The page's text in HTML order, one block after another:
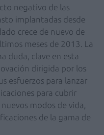
negativo de las
implantadas desde
crece de nuevo de
meses de 2013. La
duda, clave en esta
dirigida por los
esfuerzos para lanzar
para cubrir
modos de vida,
de la gama de